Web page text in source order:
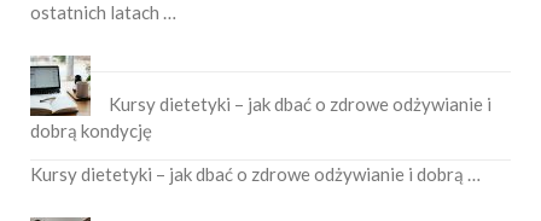
ostatnich latach …
Kursy dietetyki – jak dbać o zdrowe odżywianie i
dobrą kondycję
Kursy dietetyki – jak dbać o zdrowe odżywianie i dobrą …